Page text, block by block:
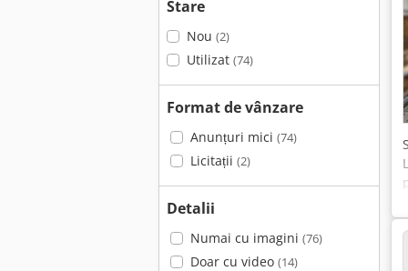
Stare
Nou (2)
Utilizat (74)
Format de vânzare
Anunțuri mici (74)
Licitații (2)
Detalii
Numai cu imagini (76)
Doar cu video (14)